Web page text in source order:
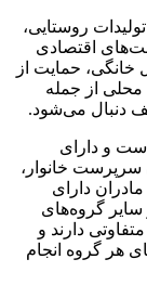
روستایی،
اقتصادی
حمایت از
از جمله
دنبال می‌شود.
و دارای
سرپرست خانوار،
دارای
سایر گروه‌های
دارند و
هر گروه انجام